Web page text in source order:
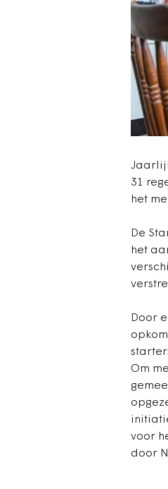
31
het
De
het
Door
Om
voor
door